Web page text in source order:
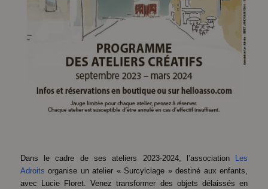
Dans le cadre de ses ateliers 2023-2024, l’association
Les
Adroits organise un atelier « Surcylclage » destiné aux enfants,
avec Lucie Floret. Venez transformer des objets délaissés en